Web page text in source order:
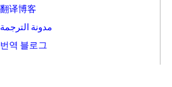
翻译博客
مدونة الترجمة
번역 블로그